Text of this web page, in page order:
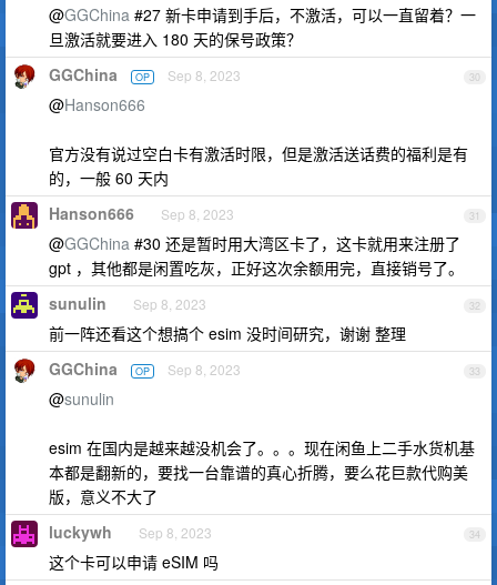
@GGChina #27 新卡申请到手后，不激活，可以一直留着？一
旦激活就要进入 180 天的保号政策？
30
GGChina OP Sep 8, 2023
@Hanson666
官方没有说过空白卡有激活时限，但是激活送话费的福利是有
的，一般 60 天内
31
Hanson666 Sep 8, 2023
@GGChina #30 还是暂时用大湾区卡了，这卡就用来注册了
gpt ，其他都是闲置吃灰，正好这次余额用完，直接销号了。
32
sunulin Sep 8, 2023
前一阵还看这个想搞个 esim 没时间研究，谢谢 整理
33
GGChina OP Sep 8, 2023
@sunulin
esim 在国内是越来越没机会了。。。现在闲鱼上二手水货机基
本都是翻新的，要找一台靠谱的真心折腾，要么花巨款代购美
版，意义不大了
34
luckywh Sep 8, 2023
这个卡可以申请 eSIM 吗